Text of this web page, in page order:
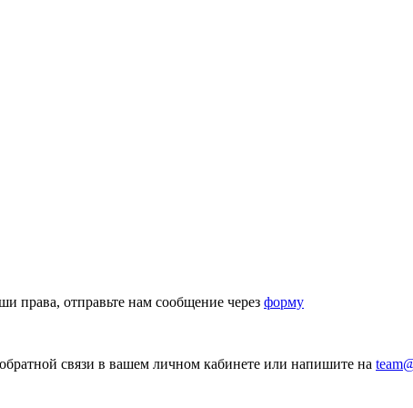
права, отправьте нам сообщение через форму
связи в вашем личном кабинете или напишите на